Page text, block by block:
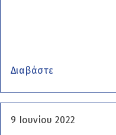
Διαβάστε
9 Ιουνίου 2022